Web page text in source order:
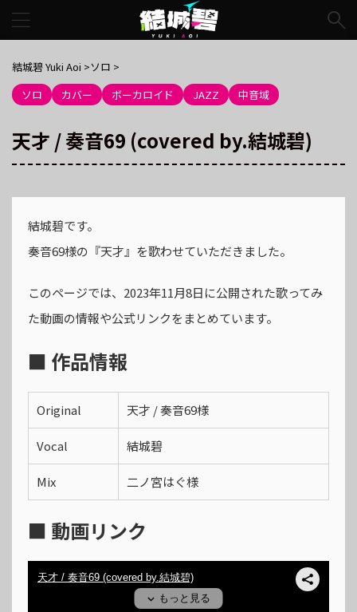
結城碧 Yuki Aoi >ソロ >
ソロ
カバー ボーカロイド JAZZ 中音域
天才 / 奏音69 (covered by.結城碧)
結城碧です。
奏音69様の『天才』を歌わせていただきました。
このページでは、2023年11月8日に公開された歌ってみ
た動画の情報や公式リンクをまとめています。
■ 作品情報
Original 天才 / 奏音69様
Vocal 結城碧
Mix 二ノ宮はぐ様
■ 動画リンク